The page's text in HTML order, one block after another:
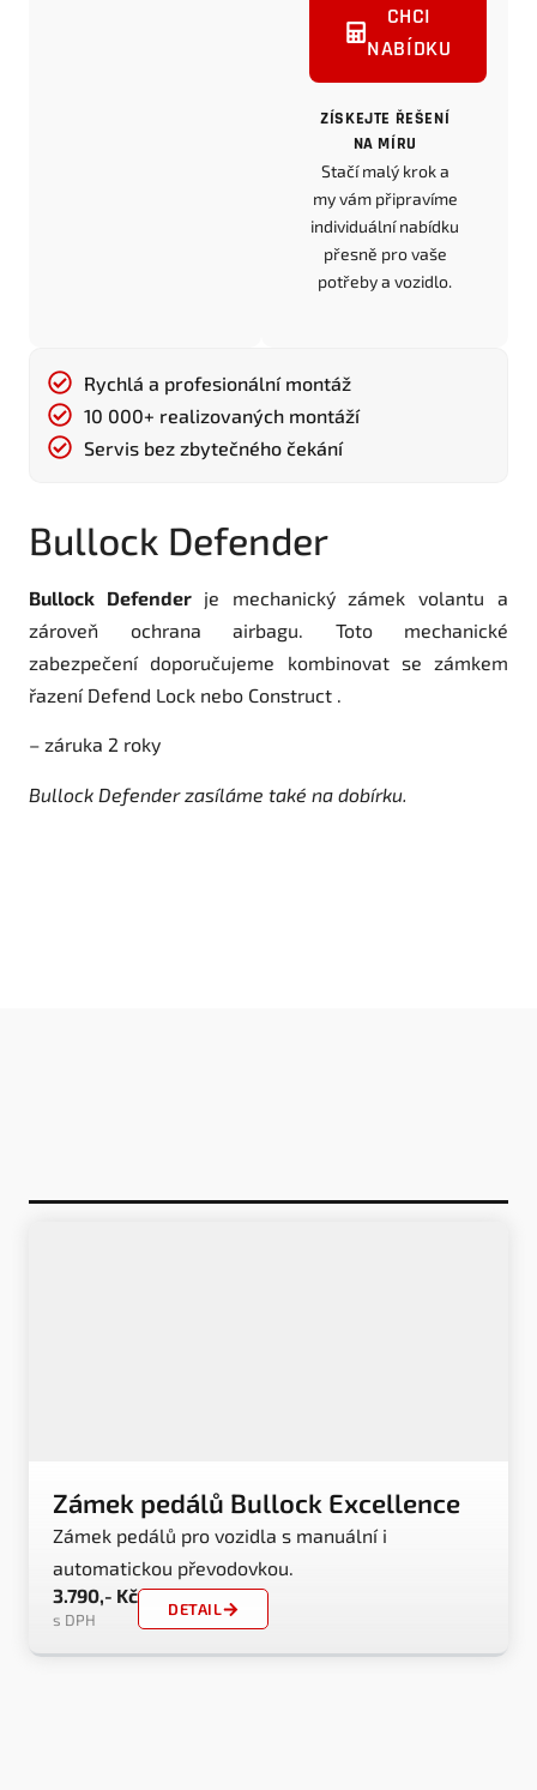
CHCI
NABÍDKU
ZÍSKEJTE ŘEŠENÍ
NA MÍRU
Stačí malý krok a
my vám připravíme
individuální nabídku
přesně pro vaše
potřeby a vozidlo.
Rychlá a profesionální montáž
10 000+ realizovaných montáží
Servis bez zbytečného čekání
Bullock Defender
Bullock Defender je mechanický zámek volantu a
zároveň ochrana airbagu. Toto mechanické
zabezpečení doporučujeme kombinovat se zámkem
řazení Defend Lock nebo Construct .
– záruka 2 roky
Bullock Defender zasíláme také na dobírku.
Zámek pedálů Bullock Excellence
Zámek pedálů pro vozidla s manuální i
automatickou převodovkou.
3.790,- Kč
s DPH
DETAIL